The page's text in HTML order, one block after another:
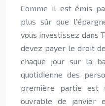
Comme il est émis
plus sûr que
vous investissez dans
devez payer le droit
chaque jour sur la
quotidienne des
première partie est
ouvrable de janvier